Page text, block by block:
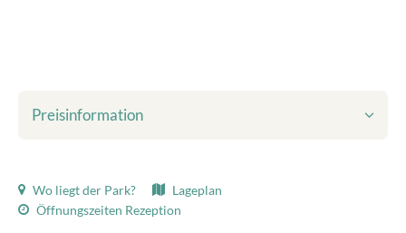
Preisinformation
Inbegriffen im angezeigten Preis:
Kurtaxe
Bettwäsche
Wo liegt der Park?
Lageplan
Öffnungszeiten Rezeption